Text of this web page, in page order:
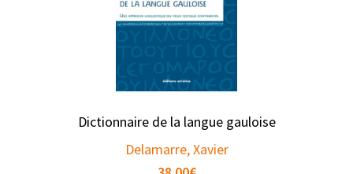
Dictionnaire de la langue gauloise
Delamarre, Xavier